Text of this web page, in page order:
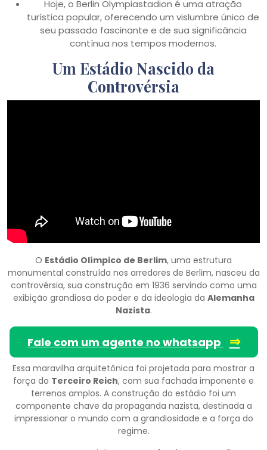
Hoje, o Berlin Olympiastadion é uma atração
turística popular, oferecendo um vislumbre único de
seu passado fascinante e de sua significância
contínua nos tempos modernos.
Um Estádio Nascido da
Controvérsia
O Estádio Olímpico de Berlim, uma estrutura
monumental construída nos arredores de Berlim, nasceu da
controvérsia, sua construção em 1936 servindo como uma
exibição grandiosa do poder e da ideologia da Alemanha
Nazista.
Fale com um agente no whatsapp ⇒
Essa maravilha arquitetônica foi projetada para mostrar a
força do Terceiro Reich, com sua fachada imponente e
terrenos amplos. A construção do estádio foi um
componente chave da propaganda nazista, destinada a
impressionar o mundo com a grandiosidade e a força do
regime.